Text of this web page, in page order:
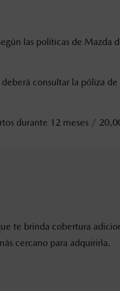
las políticas de Mazda
consultar la póliza
durante 12 meses /
te brinda cobertura
cercano para adquirirla.